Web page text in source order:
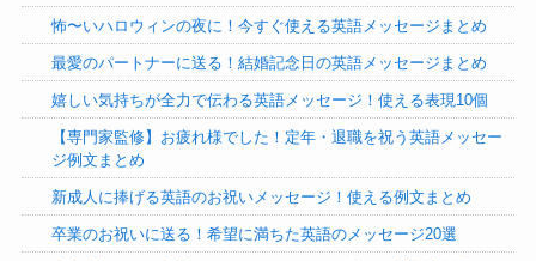
怖〜いハロウィンの夜に！今すぐ使える英語メッセージまとめ
最愛のパートナーに送る！結婚記念日の英語メッセージまとめ
嬉しい気持ちが全力で伝わる英語メッセージ！使える表現10個
【専門家監修】お疲れ様でした！定年・退職を祝う英語メッセー
ジ例文まとめ
新成人に捧げる英語のお祝いメッセージ！使える例文まとめ
卒業のお祝いに送る！希望に満ちた英語のメッセージ20選